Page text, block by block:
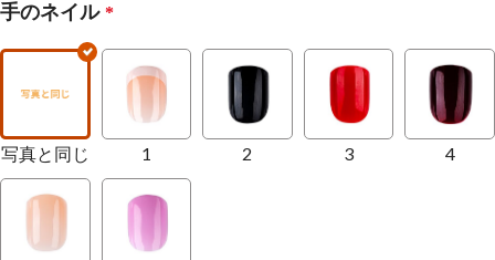
手のネイル *
写真と同じ 1 2 3 4